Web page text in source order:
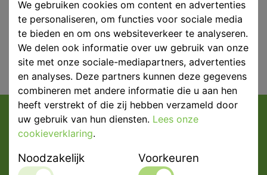
We gebruiken cookies om content en advertenties
te personaliseren, om functies voor sociale media
te bieden en om ons websiteverkeer te analyseren.
We delen ook informatie over uw gebruik van onze
site met onze sociale-mediapartners, advertenties
en analyses. Deze partners kunnen deze gegevens
combineren met andere informatie die u aan hen
heeft verstrekt of die zij hebben verzameld door
uw gebruik van hun diensten. Lees onze
cookieverklaring.
Noodzakelijk Voorkeuren